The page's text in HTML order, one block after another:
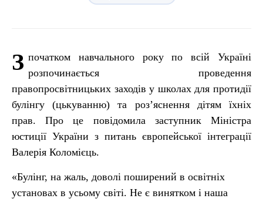
З початком навчального року по всій Україні
розпочинається проведення
правопросвітницьких заходів у школах для протидії
булінгу (цькуванню) та роз’яснення дітям їхніх
прав. Про це повідомила заступник Міністра
юстиції України з питань європейської інтеграції
Валерія Коломієць.
«Булінг, на жаль, доволі поширений в освітніх
установах в усьому світі. Не є винятком і наша